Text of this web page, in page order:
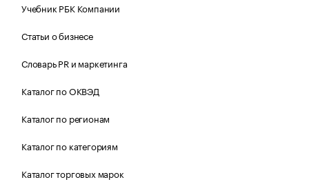
Учебник РБК Компании
Статьи о бизнесе
Словарь PR и маркетинга
Каталог по ОКВЭД
Каталог по регионам
Каталог по категориям
Каталог торговых марок